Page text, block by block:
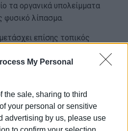
My Personal
the sale, sharing to third
your personal or sensitive
advertising by us, please use
τα οργανικά υπολείμματα
λίπασμα.
επίσης τοπικός
του ως φυσικό λίπασμα
στην πράξη τη
Περιφέρειας Ιονίων
ενημερωτικές και